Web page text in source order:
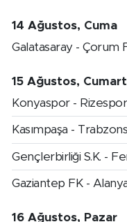
14 Ağustos, Cuma
Galatasaray - Çorum
15 Ağustos,
Konyaspor - Rizespor
Kasımpaşa -
Gençlerbirliği S.K. -
Gaziantep FK -
16 Ağustos, Pazar